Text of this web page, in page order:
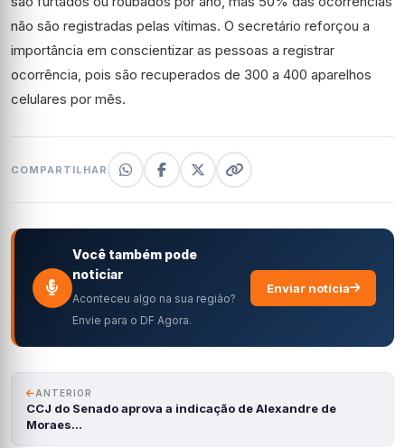
não são registradas pelas vítimas. O secretário reforçou a
importância em conscientizar as pessoas a registrar
ocorrência, pois são recuperados de 300 a 400 aparelhos
celulares por mês.
COMPARTILHAR
Você também pode
noticiar
Aconteceu algo na sua região?
Envie para o DF Agora.
Enviar notícia
ANTERIOR
CCJ do Senado aprova a indicação de Alexandre de
Moraes…